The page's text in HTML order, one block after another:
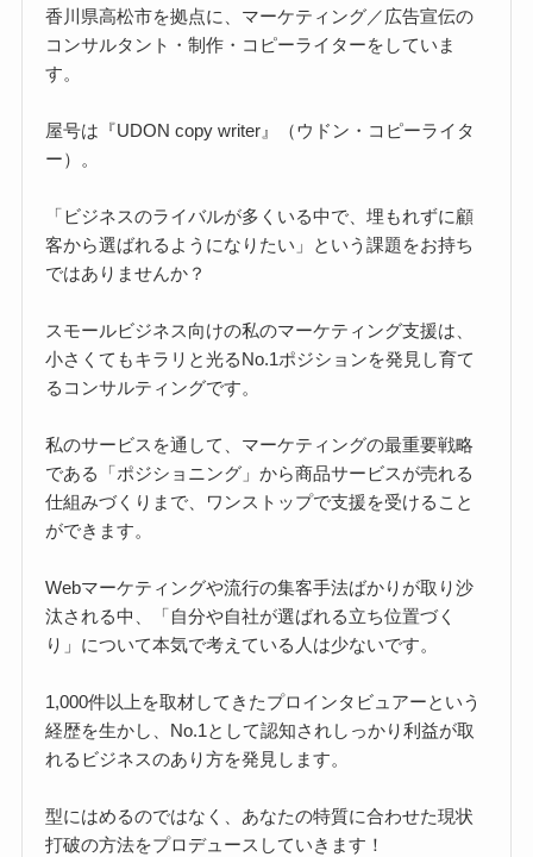
香川県高松市を拠点に、マーケティング／広告宣伝の
コンサルタント・制作・コピーライターをしていま
す。
屋号は『UDON copy writer』（ウドン・コピーライタ
ー）。
「ビジネスのライバルが多くいる中で、埋もれずに顧
客から選ばれるようになりたい」という課題をお持ち
ではありませんか？
スモールビジネス向けの私のマーケティング支援は、
小さくてもキラリと光るNo.1ポジションを発見し育て
るコンサルティングです。
私のサービスを通して、マーケティングの最重要戦略
である「ポジショニング」から商品サービスが売れる
仕組みづくりまで、ワンストップで支援を受けること
ができます。
Webマーケティングや流行の集客手法ばかりが取り沙
汰される中、「自分や自社が選ばれる立ち位置づく
り」について本気で考えている人は少ないです。
1,000件以上を取材してきたプロインタビュアーという
経歴を生かし、No.1として認知されしっかり利益が取
れるビジネスのあり方を発見します。
型にはめるのではなく、あなたの特質に合わせた現状
打破の方法をプロデュースしていきます！